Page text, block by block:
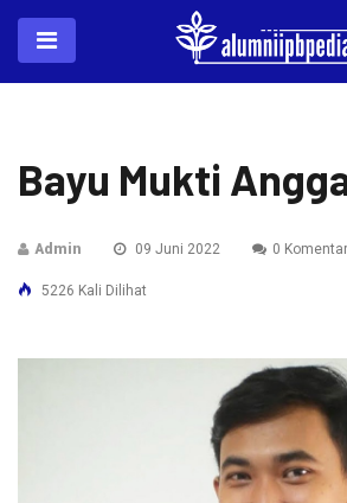
Bayu Mukti
Admin 09 Juni 2022 0 Komentar
5226 Kali Dilihat